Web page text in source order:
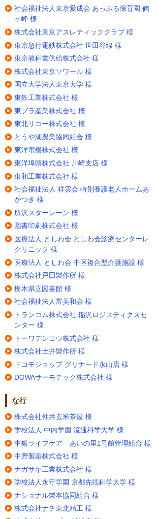
社会福祉法人東京愛成会 あっぷる保育園 鶴
ヶ峰 様
株式会社東京アスレティッククラブ 様
東京急行電鉄株式会社 世田谷線 様
東京教科書供給株式会社 様
株式会社東京ソワール 様
国立大学法人東京大学 様
東鉄工業株式会社 様
東プラ産業株式会社 様
東北リコー株式会社 様
とうや湖農業協同組合 様
東洋電機株式会社 様
東洋埠頭株式会社 川崎支店 様
東和工業株式会社 様
社会福祉法人 祥雲会 特別養護老人ホームあ
かつき 様
所沢スターレーン 様
図書印刷株式会社 様
医療法人 としわ会 としわ会診療センターレ
クリニック 様
医療法人 としわ会 中区複合型介護施設 様
株式会社戸田製作所 様
栃木県立図書館 様
社会福祉法人富美和会 様
トランコム株式会社 稲沢ロジスティクスセ
ンター 様
トーワデンコウ株式会社 様
株式会社土井製作所 様
ドコモショップ グリナード永山店 様
DOWAサーモテック株式会社 様
な行
株式会社仲井玄米茶屋 様
学校法人 中内学園 流通科学大学 様
中銀ライフケア あいの里1号館管理組合 様
中野製薬株式会社 様
ナガサキ工業株式会社 様
学校法人永守学園 京都先端科学大学 様
ナショナル製本協同組合 様
株式会社ナチ東北精工 様